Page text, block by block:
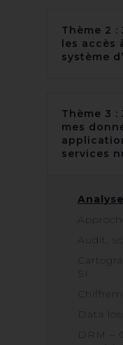
Thème 2 :
les accès
système
Thème 3 :
mes
services
Audit,
Data
DRM –